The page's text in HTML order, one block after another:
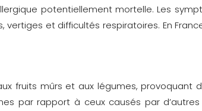
potentiellement mortelle. Les
et difficultés respiratoires. En
fruits mûrs et aux légumes, provoquant
par rapport à ceux causés par d’autres